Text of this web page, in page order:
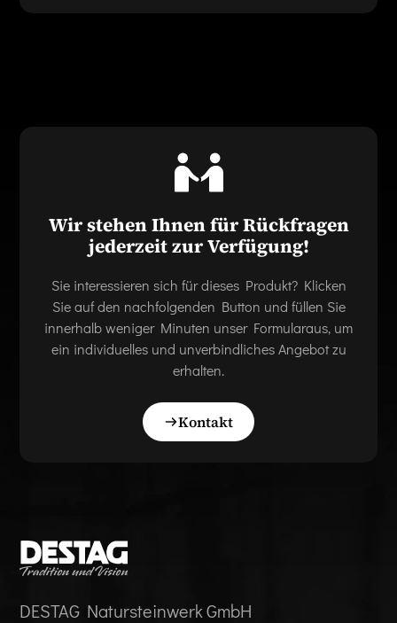
Wir stehen Ihnen für Rückfragen
jederzeit zur Verfügung!
Sie interessieren sich für dieses Produkt? Klicken
Sie auf den nachfolgenden Button und füllen Sie
innerhalb weniger Minuten unser Formularaus, um
ein individuelles und unverbindliches Angebot zu
erhalten.
Kontakt
DESTAG Natursteinwerk GmbH